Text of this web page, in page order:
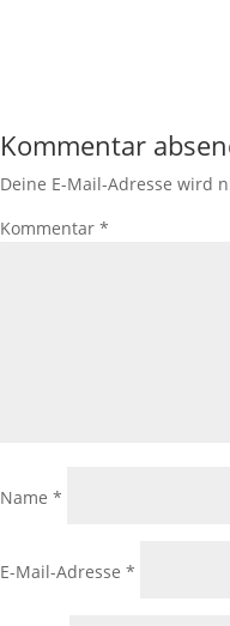
Kommentar
Deine E-Mail-Adresse wird
Kommentar*
Name*
E-Mail-Adresse*